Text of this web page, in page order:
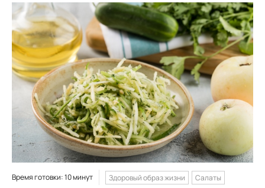
Время готовки: 10 минут Здоровый образ жизни Салаты